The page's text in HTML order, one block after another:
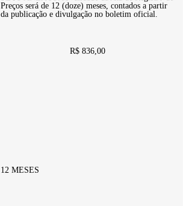
Preços será de 12 (doze) meses, contados a partir
da publicação e divulgação no boletim oficial.
R$ 836,00
12 MESES